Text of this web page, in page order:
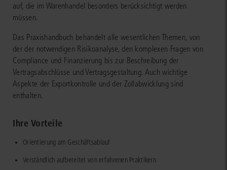
auf, die im Warenhandel besonders berücksichtigt werden
müssen.
Das Praxishandbuch behandelt alle wesentlichen Themen, von
der der notwendigen Risikoanalyse, den komplexen Fragen von
Compliance und Finanzierung bis zur Beschreibung der
Vertragsabschlüsse und Vertragsgestaltung. Auch wichtige
Aspekte der Exportkontrolle und der Zollabwicklung sind
enthalten.
Ihre Vorteile
Orientierung am Geschäftsablauf
Verständlich aufbereitet von erfahrenen Praktikern